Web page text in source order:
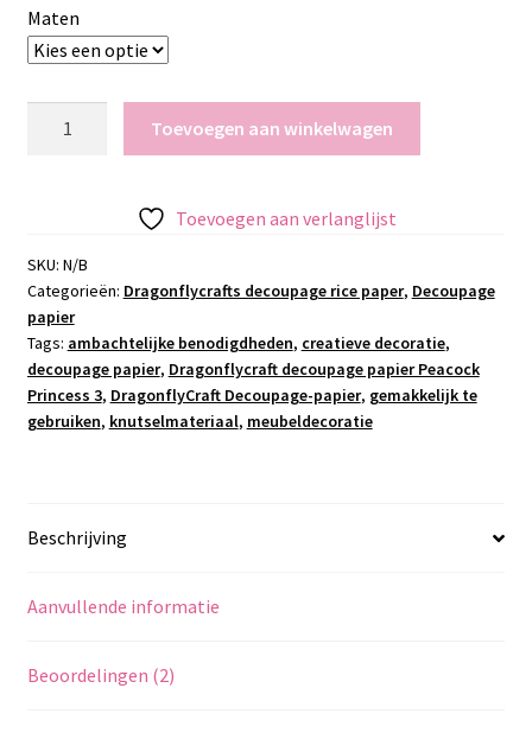
Maten
3
aantal
Toevoegen aan winkelwagen
Toevoegen aan verlanglijst
SKU: N/B
Categorieën: Dragonflycrafts decoupage rice paper, Decoupage
papier
Tags: ambachtelijke benodigdheden, creatieve decoratie,
decoupage papier, Dragonflycraft decoupage papier Peacock
Princess 3, DragonflyCraft Decoupage-papier, gemakkelijk te
gebruiken, knutselmateriaal, meubeldecoratie
Beschrijving
Aanvullende informatie
Beoordelingen (2)